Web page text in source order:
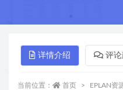
详情介绍 评论
当前位置： 首页 EPLAN资